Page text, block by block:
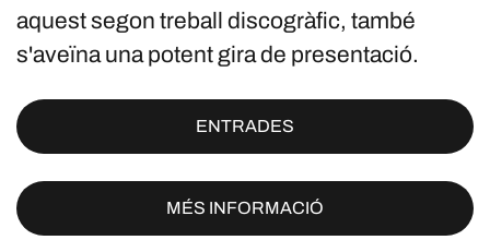
aquest segon treball discogràfic, també
s'aveïna una potent gira de presentació.
ENTRADES
MÉS INFORMACIÓ